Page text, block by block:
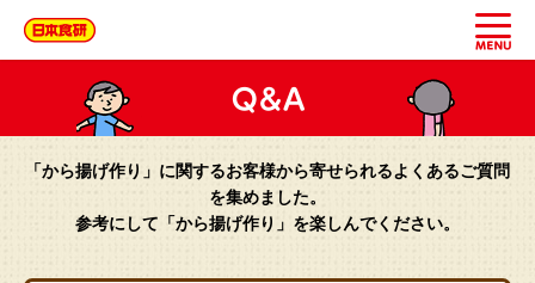
「から揚げ作り」に関するお客様から寄せられるよくあるご質問
を集めました。
参考にして「から揚げ作り」を楽しんでください。